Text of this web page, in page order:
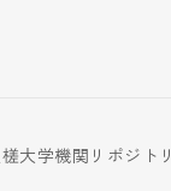
大学機関リポジトリ